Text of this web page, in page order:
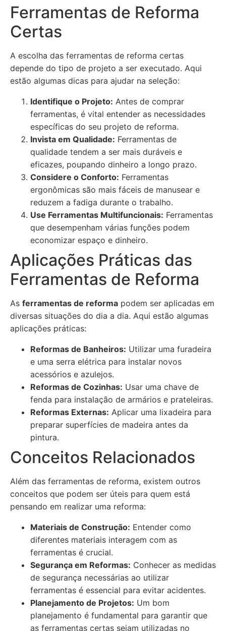
Ferramentas de Reforma
Certas
A escolha das ferramentas de reforma certas
depende do tipo de projeto a ser executado. Aqui
estão algumas dicas para ajudar na seleção:
Identifique o Projeto: Antes de comprar
ferramentas, é vital entender as necessidades
específicas do seu projeto de reforma.
Invista em Qualidade: Ferramentas de
qualidade tendem a ser mais duráveis e
eficazes, poupando dinheiro a longo prazo.
Considere o Conforto: Ferramentas
ergonômicas são mais fáceis de manusear e
reduzem a fadiga durante o trabalho.
Use Ferramentas Multifuncionais: Ferramentas
que desempenham várias funções podem
economizar espaço e dinheiro.
Aplicações Práticas das
Ferramentas de Reforma
As ferramentas de reforma podem ser aplicadas em
diversas situações do dia a dia. Aqui estão algumas
aplicações práticas:
Reformas de Banheiros: Utilizar uma furadeira
e uma serra elétrica para instalar novos
acessórios e azulejos.
Reformas de Cozinhas: Usar uma chave de
fenda para instalação de armários e prateleiras.
Reformas Externas: Aplicar uma lixadeira para
preparar superfícies de madeira antes da
pintura.
Conceitos Relacionados
Além das ferramentas de reforma, existem outros
conceitos que podem ser úteis para quem está
pensando em realizar uma reforma:
Materiais de Construção: Entender como
diferentes materiais interagem com as
ferramentas é crucial.
Segurança em Reformas: Conhecer as medidas
de segurança necessárias ao utilizar
ferramentas é essencial para evitar acidentes.
Planejamento de Projetos: Um bom
planejamento é fundamental para garantir que
as ferramentas certas sejam utilizadas no